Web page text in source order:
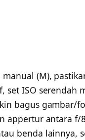
(M),
set ISO serendah
bagus gambar/
appertur antara f/
benda lainnya,